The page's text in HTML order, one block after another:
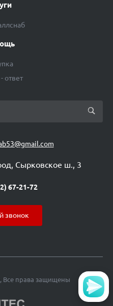
ответ
Сырковское ш., 3
67-21-72
звонок
Все права защищены